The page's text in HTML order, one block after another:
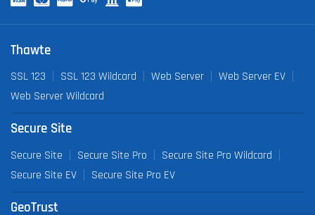
Thawte
SSL 123 SSL 123 Wildcard Web Server
Web Server EV
Web Server Wildcard
Secure Site
Secure Site Secure Site Pro
Secure Site Pro Wildcard
Secure Site EV
Secure Site Pro EV
GeoTrust